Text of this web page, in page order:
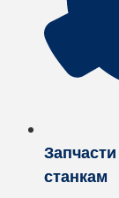
станкам